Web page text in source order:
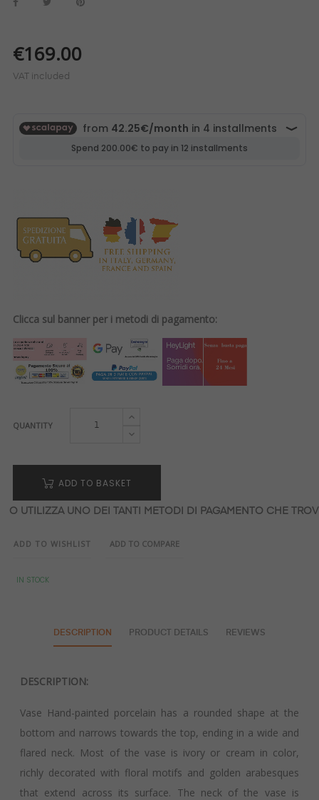
€169.00
VAT included
Clicca sul banner per i metodi di pagamento:
QUANTITY
ADD TO BASKET
O UTILIZZA UNO DEI TANTI METODI DI PAGAMENTO CHE
ADD TO WISHLIST ADD TO COMPARE
IN STOCK
DESCRIPTION PRODUCT DETAILS REVIEWS
DESCRIPTION:
Vase Hand-painted porcelain has a rounded shape at the
bottom and narrows towards the top, ending in a wide and
flared neck. Most of the vase is ivory or cream in color,
richly decorated with floral motifs and golden arabesques
that extend across its surface. The neck of the vase is